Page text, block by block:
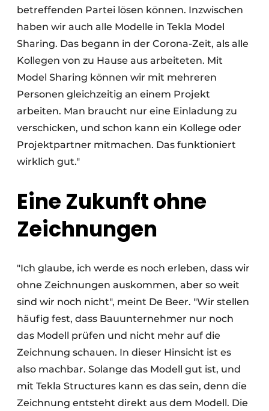
betreffenden Partei lösen können. Inzwischen
haben wir auch alle Modelle in Tekla Model
Sharing. Das begann in der Corona-Zeit, als alle
Kollegen von zu Hause aus arbeiteten. Mit
Model Sharing können wir mit mehreren
Personen gleichzeitig an einem Projekt
arbeiten. Man braucht nur eine Einladung zu
verschicken, und schon kann ein Kollege oder
Projektpartner mitmachen. Das funktioniert
wirklich gut."
Eine Zukunft ohne
Zeichnungen
"Ich glaube, ich werde es noch erleben, dass wir
ohne Zeichnungen auskommen, aber so weit
sind wir noch nicht", meint De Beer. "Wir stellen
häufig fest, dass Bauunternehmer nur noch
das Modell prüfen und nicht mehr auf die
Zeichnung schauen. In dieser Hinsicht ist es
also machbar. Solange das Modell gut ist, und
mit Tekla Structures kann es das sein, denn die
Zeichnung entsteht direkt aus dem Modell. Die